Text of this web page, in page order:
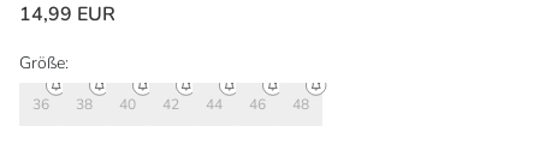
14,99 EUR
Größe:
36 38 40 42 44 46 48